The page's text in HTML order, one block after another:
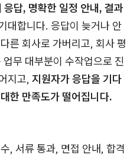
답, 명확한 일정 안내, 결과
대합니다. 응답이 늦거나 안
른 회사로 가버리고, 회사 평
무 대부분이 수작업으로 진
지고, 지원자가 응답을 기다
한 만족도가 떨어집니다.
, 서류 통과, 면접 안내, 합격